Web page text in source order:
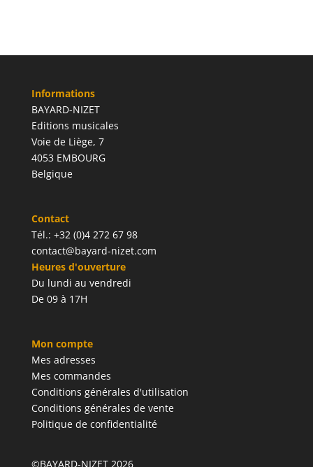
Informations
BAYARD-NIZET
Editions musicales
Voie de Liège, 7
4053 EMBOURG
Belgique
Contact
Tél.: +32 (0)4 272 67 98
contact@bayard-nizet.com
Heures d'ouverture
Du lundi au vendredi
De 09 à 17H
Mon compte
Mes adresses
Mes commandes
Conditions générales d'utilisation
Conditions générales de vente
Politique de confidentialité
©BAYARD-NIZET 2026